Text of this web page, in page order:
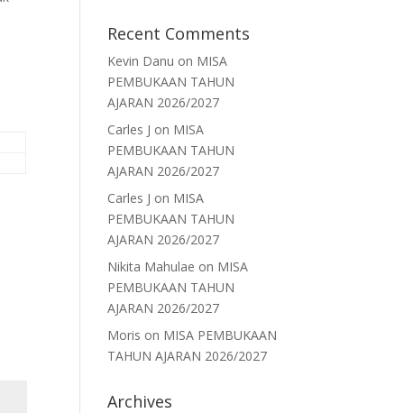
Recent Comments
Kevin Danu on MISA
PEMBUKAAN TAHUN
AJARAN 2026/2027
Carles J on MISA
PEMBUKAAN TAHUN
AJARAN 2026/2027
Carles J on MISA
PEMBUKAAN TAHUN
AJARAN 2026/2027
Nikita Mahulae on MISA
PEMBUKAAN TAHUN
AJARAN 2026/2027
Moris on MISA PEMBUKAAN
TAHUN AJARAN 2026/2027
Archives